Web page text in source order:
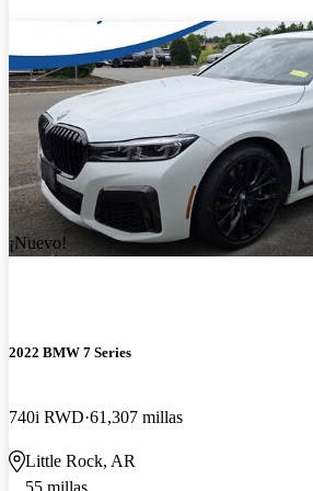
¡Nuevo!
2022 BMW 7 Series
740i RWD 61,307 millas
Little Rock, AR